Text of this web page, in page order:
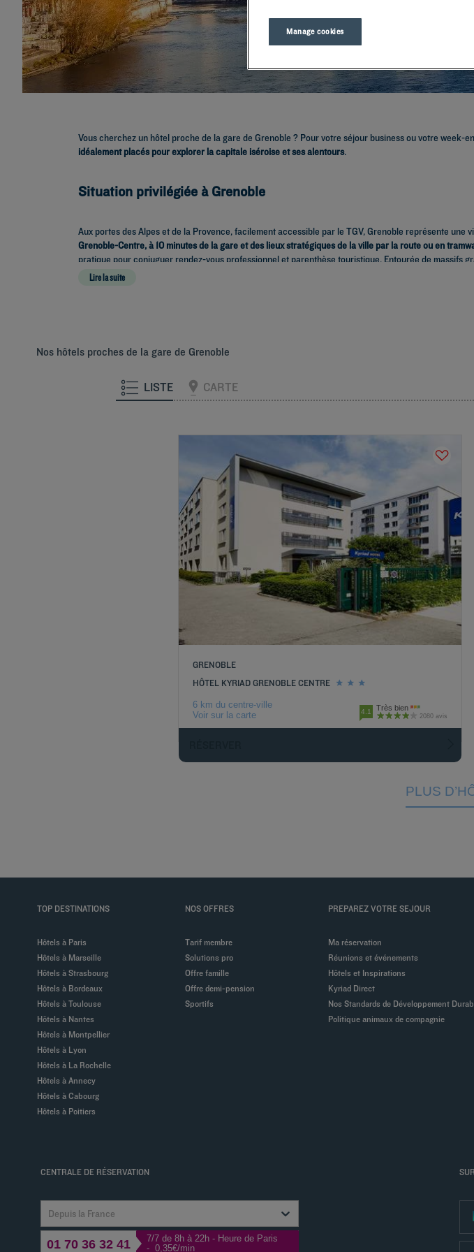
Vous cherchez un hôtel proche de la gare de Grenoble ? Pour votre séjour business ou votre week-
idéalement placés pour explorer la capitale iséroise et ses alentours.
Situation privilégiée à Grenoble
Aux portes des Alpes et de la Provence, facilement accessible par le TGV, Grenoble représente
Grenoble-Centre, à 10 minutes de la gare et des lieux stratégiques de la ville par la route ou en
pratique pour conjuguer rendez-vous professionnel et parenthèse touristique. Entourée de massifs
Lire la suite
Nos hôtels proches de la gare de Grenoble
LISTE CARTE
GRENOBLE
HÔTEL KYRIAD GRENOBLE CENTRE
6 km du centre-ville
Voir sur la carte
4.1 Très bien
2080 avis
PLUS
TOP DESTINATIONS
Hôtels à Paris
Hôtels à Marseille
Hôtels à Strasbourg
Hôtels à Bordeaux
Hôtels à Toulouse
Hôtels à Nantes
Hôtels à Montpellier
Hôtels à Lyon
Hôtels à La Rochelle
Hôtels à Annecy
Hôtels à Cabourg
Hôtels à Poitiers
NOS OFFRES
Tarif membre
Solutions pro
Offre famille
Offre demi-pension
Sportifs
PREPAREZ VOTRE SEJOUR
Ma réservation
Réunions et événements
Hôtels et Inspirations
Kyriad Direct
Nos Standards de Développement
Politique animaux de compagnie
CENTRALE DE RÉSERVATION
Depuis la France
01 70 36 32 41
7/7 de 8h à 22h - Heure de Paris
- 0,35€/min
Manage cookies